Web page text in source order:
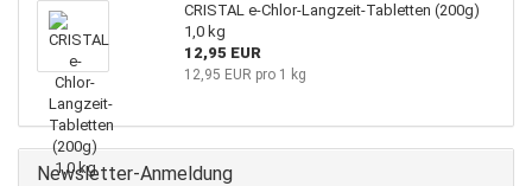
CRISTAL e-Chlor-Langzeit-Tabletten (200g)
1,0 kg
12,95 EUR
12,95 EUR pro 1 kg
Newsletter-Anmeldung